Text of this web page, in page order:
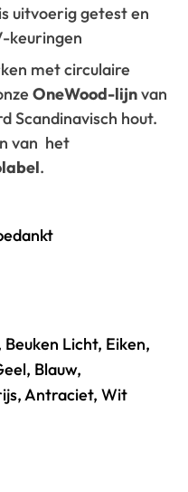
uitvoerig getest en
keuringen
met circulaire
OneWood-lijnvan
Scandinavisch hout.
van het
.
Licht, Eiken,
Blauw,
Antraciet, Wit